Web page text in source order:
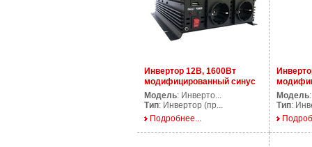
Инвертор 12В, 1600Вт
модифицированный синус
AP DS1600/12V
Модель: Инверто...
Тип: Инвертор (пр...
Подробнее...
AP
Модель
Тип: